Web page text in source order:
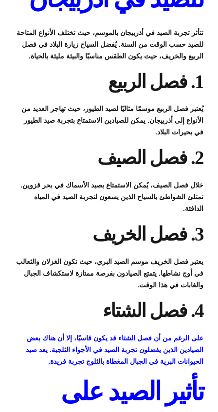
تتأثر تجربة الصيد في أذربيجان بالموسم، حيث تختلف الأنواع المتاحة
للصيد حسب الوقت من السنة. يُفضل السياح زيارة البلاد في فصل
الربيع والخريف، حيث يكون الطقس مناسبًا والبيئة مليئة بالحياة.
1. فصل الربيع
يُعتبر فصل الربيع موسمًا مثاليًا لصيد الطيور، حيث تهاجر العديد من
الأنواع إلى أذربيجان. يمكن للصيادين الاستمتاع بتجربة صيد الطيور
في بحيرات البلاد.
2. فصل الصيف
خلال فصل الصيف، يُمكن الاستمتاع بصيد الأسماك في بحر قزوين.
تمتلئ الشواطئ بالسياح الذين يسعون لتجربة الصيد في المياه
الدافئة.
3. فصل الخريف
يعتبر فصل الخريف موسم الصيد البري، حيث تكون الغزلان والثعالب
في أوج نشاطها. يتمتع الصيادون بفرصة ممتازة لاستكشاف الجبال
والغابات في هذا الوقت.
4. فصل الشتاء
على الرغم من أن فصل الشتاء قد يكون قاسيًا، إلا أن هناك بعض
الصيادين الذين يفضلون تجربة الصيد في الأجواء الثلجية. يعد صيد
الحيوانات البرية في الجبال المغطاة بالثلوج تجربة فريدة.
تأثير الصيد على